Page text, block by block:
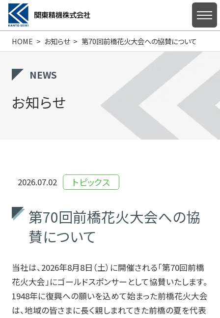
HOME
サポート・お問い合わせ
採用情報
HOME お知らせ 第70回前橋花火大会への協賛について
NEWS
お知らせ
2026.07.02 トピックス
第70回前橋花火大会への協
賛について
当社は、2026年8月8日（土）に開催される「第70回前橋
花火大会」にゴールドスポンサーとして協賛いたします。
1948年に復興への願いを込めて始まった前橋花火大会
は、地域の皆さまに長く親しまれてきた前橋の夏を代表